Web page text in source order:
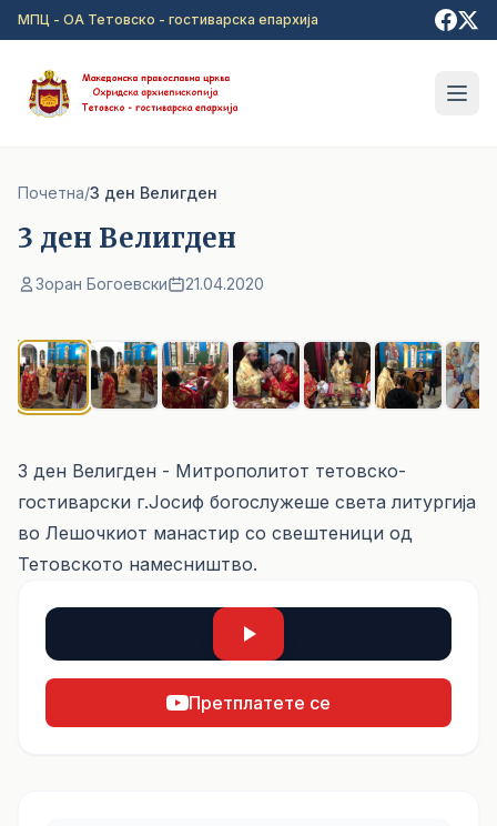
Прејди на главна содржина
МПЦ - ОА Тетовско - гостиварска епархија
Почетна/3 ден Велигден
3 ден Велигден
Зоран Богоевски 21.04.2020
3 ден Велигден - Митрополитот тетовско-
гостиварски г.Јосиф богослужеше света литургија
во Лешочкиот манастир со свештеници од
Тетовското намесништво.
Претплатете се